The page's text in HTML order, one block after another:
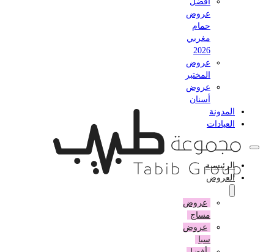
عروض
حمام
مغربي
عروض
المختبر
عروض
أسنان
المدونة
العيادات
الرئيسية
العروض
عروض
مساج
عروض